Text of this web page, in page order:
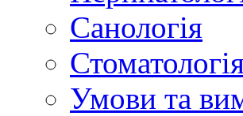
Санологія
Умови та